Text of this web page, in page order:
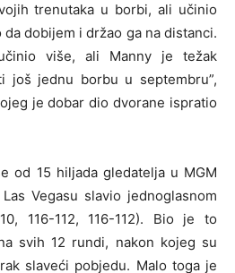
trenutaka u borbi, ali učinio
dobijem i držao ga na distanci.
više, ali Manny je težak
još jednu borbu u septembru”,
je dobar dio dvorane ispratio
od 15 hiljada gledatelja u MGM
Vegasu slavio jednoglasnom
116-112, 116-112). Bio je to
svih 12 rundi, nakon kojeg su
slaveći pobjedu. Malo toga je